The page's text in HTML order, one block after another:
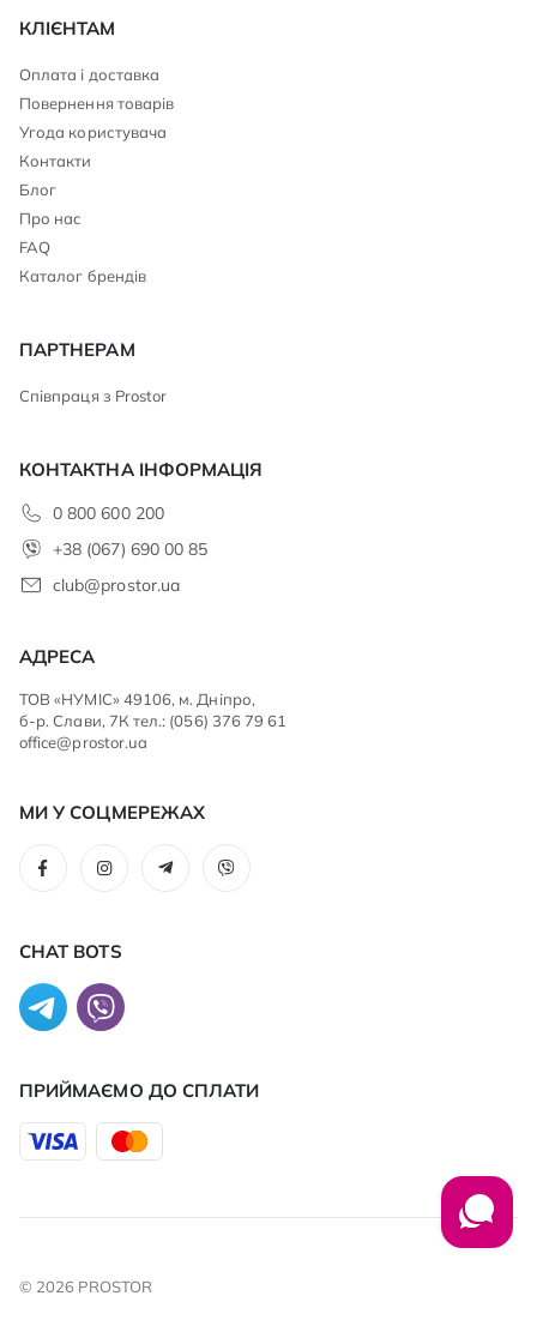
КЛІЄНТАМ
Оплата і доставка
Повернення товарів
Угода користувача
Контакти
Блог
Про нас
FAQ
Каталог брендів
ПАРТНЕРАМ
Співпраця з Prostor
КОНТАКТНА ІНФОРМАЦІЯ
0 800 600 200
+38 (067) 690 00 85
club@prostor.ua
АДРЕСА
ТОВ «НУМІС» 49106, м. Дніпро,
б-р. Слави, 7К тел.: (056) 376 79 61
office@prostor.ua
МИ У СОЦМЕРЕЖАХ
CHAT BOTS
ПРИЙМАЄМО ДО CПЛАТИ
© 2026 PROSTOR